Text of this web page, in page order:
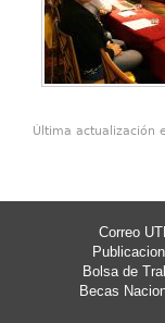
Última actualización
Correo
Bolsa de
Becas